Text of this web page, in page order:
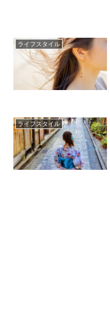
ライフスタイル
ライフスタイル